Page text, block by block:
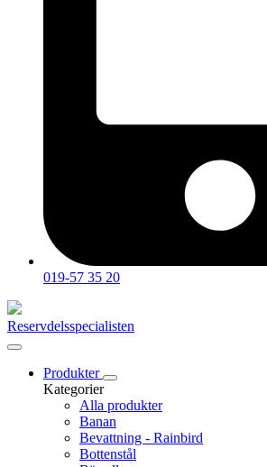
019-57 35 20
Reservdelsspecialisten
Produkter
Kategorier
Alla produkter
Banan
Bevattning - Rainbird
Bottenstål